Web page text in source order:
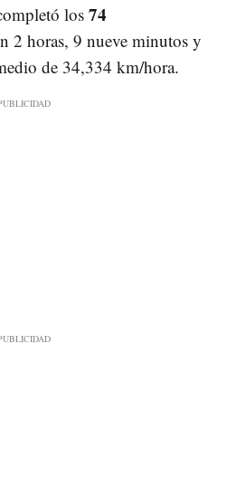
los 74
2 horas, 9 nueve minutos y
de 34,334 km/hora.